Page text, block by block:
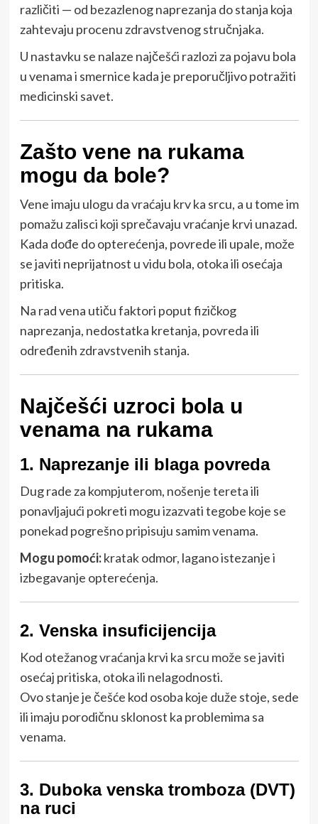
različiti — od bezazlenog naprezanja do stanja koja
zahtevaju procenu zdravstvenog stručnjaka.
U nastavku se nalaze najčešći razlozi za pojavu bola
u venama i smernice kada je preporučljivo potražiti
medicinski savet.
Zašto vene na rukama
mogu da bole?
Vene imaju ulogu da vraćaju krv ka srcu, a u tome im
pomažu zalisci koji sprečavaju vraćanje krvi unazad.
Kada dođe do opterećenja, povrede ili upale, može
se javiti neprijatnost u vidu bola, otoka ili osećaja
pritiska.
Na rad vena utiču faktori poput fizičkog
naprezanja, nedostatka kretanja, povreda ili
određenih zdravstvenih stanja.
Najčešći uzroci bola u
venama na rukama
1. Naprezanje ili blaga povreda
Dug rade za kompjuterom, nošenje tereta ili
ponavljajući pokreti mogu izazvati tegobe koje se
ponekad pogrešno pripisuju samim venama.
Mogu pomoći:kratak odmor, lagano istezanje i
izbegavanje opterećenja.
2. Venska insuficijencija
Kod otežanog vraćanja krvi ka srcu može se javiti
osećaj pritiska, otoka ili nelagodnosti.
Ovo stanje je češće kod osoba koje duže stoje, sede
ili imaju porodičnu sklonost ka problemima sa
venama.
3. Duboka venska tromboza (DVT)
na ruci